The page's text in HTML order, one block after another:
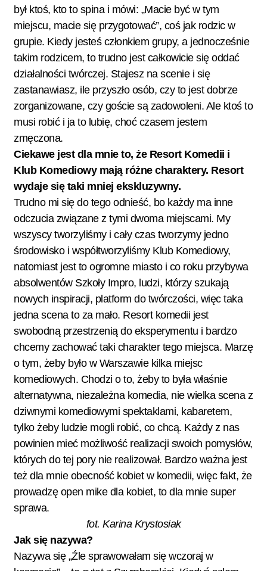
był ktoś, kto to spina i mówi: „Macie być w tym
miejscu, macie się przygotować”, coś jak rodzic w
grupie. Kiedy jesteś członkiem grupy, a jednocześnie
takim rodzicem, to trudno jest całkowicie się oddać
działalności twórczej. Stajesz na scenie i się
zastanawiasz, ile przyszło osób, czy to jest dobrze
zorganizowane, czy goście są zadowoleni. Ale ktoś to
musi robić i ja to lubię, choć czasem jestem
zmęczona.
Ciekawe jest dla mnie to, że Resort Komedii i
Klub Komediowy mają różne charaktery. Resort
wydaje się taki mniej ekskluzywny.
Trudno mi się do tego odnieść, bo każdy ma inne
odczucia związane z tymi dwoma miejscami. My
wszyscy tworzyliśmy i cały czas tworzymy jedno
środowisko i współtworzyliśmy Klub Komediowy,
natomiast jest to ogromne miasto i co roku przybywa
absolwentów Szkoły Impro, ludzi, którzy szukają
nowych inspiracji, platform do twórczości, więc taka
jedna scena to za mało. Resort komedii jest
swobodną przestrzenią do eksperymentu i bardzo
chcemy zachować taki charakter tego miejsca. Marzę
o tym, żeby było w Warszawie kilka miejsc
komediowych. Chodzi o to, żeby to była właśnie
alternatywna, niezależna komedia, nie wielka scena z
dziwnymi komediowymi spektaklami, kabaretem,
tylko żeby ludzie mogli robić, co chcą. Każdy z nas
powinien mieć możliwość realizacji swoich pomysłów,
których do tej pory nie realizował. Bardzo ważna jest
też dla mnie obecność kobiet w komedii, więc fakt, że
prowadzę open mike dla kobiet, to dla mnie super
sprawa.
fot. Karina Krystosiak
Jak się nazywa?
Nazywa się „Źle sprawowałam się wczoraj w